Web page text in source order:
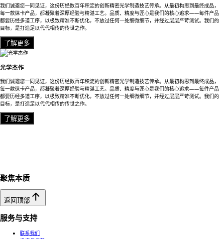
我们诚邀您一同见证，这份历经数百年积淀的创新精密光学制造技艺传承。从最初构思到最终成品，
每一款徕卡产品，都凝聚着深厚经验与精湛工艺。品质、精度与匠心是我们的核心追求——每件产品
都要历经多道工序，以极致精准不断优化，不放过任何一处细微细节，并经过层层严苛测试。我们的
目标，是打造足以代代相传的传世之作。
了解更多
光学杰作
我们诚邀您一同见证，这份历经数百年积淀的创新精密光学制造技艺传承。从最初构思到最终成品，
每一款徕卡产品，都凝聚着深厚经验与精湛工艺。品质、精度与匠心是我们的核心追求——每件产品
都要历经多道工序，以极致精准不断优化，不放过任何一处细微细节，并经过层层严苛测试。我们的
目标，是打造足以代代相传的传世之作。
了解更多
聚焦本质
返回顶部
服务与支持
联系我们